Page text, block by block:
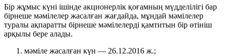
Бір жұмыс күні ішінде акционерлік қоғамның мүдделілігі бар
бірнеше мәмілелер жасалған жағдайда, мұндай мәмілелер
туралы ақпаратты бірнеше мәмілелерді қамтитын бір өтініш
арқылы бере алады.
мәміле жасалған күн — 26.12.2016 ж.;